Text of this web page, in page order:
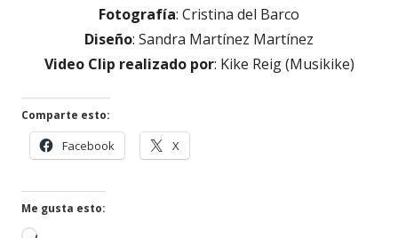
Fotografía: Cristina del Barco
Diseño: Sandra Martínez Martínez
Video Clip realizado por: Kike Reig (Musikike)
Comparte esto:
Facebook
en
X
en
Me gusta esto: